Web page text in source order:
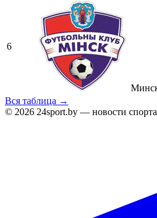
6
Вся таблица →
© 2026 24sport.by — новости